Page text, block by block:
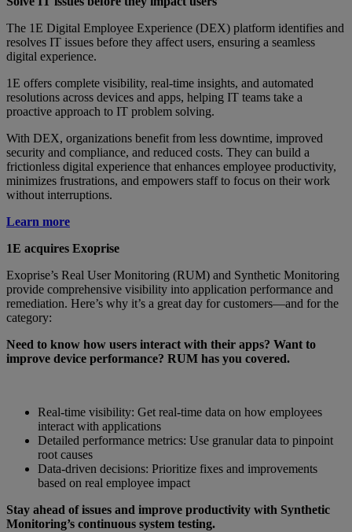
The 1E Digital Employee Experience (DEX) platform identifies and
resolves IT issues before they affect users, ensuring a seamless
digital experience.
1E offers complete visibility, real-time insights, and automated
resolutions across devices and apps, helping IT teams take a
proactive approach to IT problem solving.
With DEX, organizations benefit from less downtime, improved
security and compliance, and reduced costs. They can build a
frictionless digital experience that enhances employee productivity,
minimizes frustrations, and empowers staff to focus on their work
without interruptions.
Learn more
1E acquires Exoprise
Exoprise’s Real User Monitoring (RUM) and Synthetic Monitoring
provide comprehensive visibility into application performance and
remediation. Here’s why it’s a great day for customers—and for the
category:
Need to know how users interact with their apps? Want to
improve device performance? RUM has you covered.
Real-time visibility: Get real-time data on how employees
interact with applications
Detailed performance metrics: Use granular data to pinpoint
root causes
Data-driven decisions: Prioritize fixes and improvements
based on real employee impact
Stay ahead of issues and improve productivity with Synthetic
Monitoring’s continuous system testing.